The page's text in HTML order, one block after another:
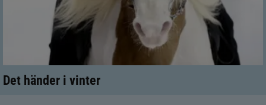
Det händer i vinter